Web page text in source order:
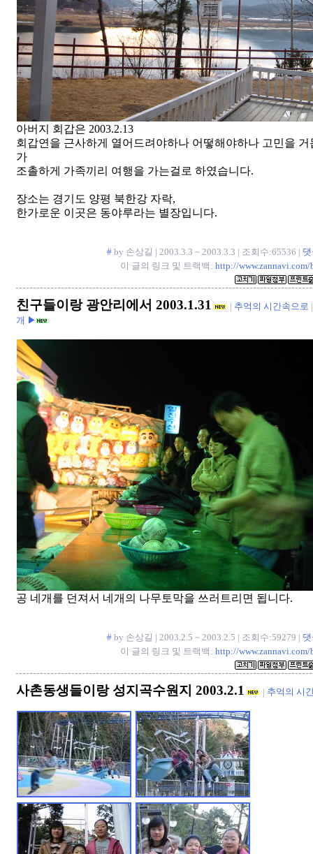
아버지 회갑은 2003.2.13
회갑연을 근사하게 열어드려야하나 어떻해야하나 고민을 거
가
조촐하게 가족끼리 여행을 가는걸로 하였습니다.
장소는 경기도 양평 북한강 자락,
한가로운 이곳은 동야루라는 별장입니다.
# by 손상길 | 2003.3.3 ~ 2003.3.3 | 조회수:65536 |
이 글의 링크 및 트랙백: http://
친구들이랑 광안리에서 2003.1.31 | 추억의 시간속으로
개 ▶
공 네개를 던져서 네개의 나무토막을 쓰러트리면 됩니다.
# by 손상길 | 2003.2.5 ~ 2003.2.5 | 조회수:59279 |
이 글의 링크 및 트랙백: http://
사촌동생들이랑 성지곡수원지 2003.2.1 | 추억의 시